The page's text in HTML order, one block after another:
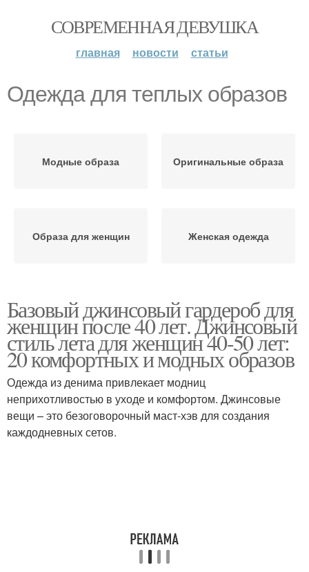
СОВРЕМЕННАЯ ДЕВУШКА
главная новости статьи
Одежда для теплых образов
Модные образа Оригинальные образа
Образа для женщин Женская одежда
Базовый джинсовый гардероб для
женщин после 40 лет. Джинсовый
стиль лета для женщин 40-50 лет:
20 комфортных и модных образов
Одежда из денима привлекает модниц
неприхотливостью в уходе и комфортом. Джинсовые
вещи – это безоговорочный маст-хэв для создания
каждодневных сетов.